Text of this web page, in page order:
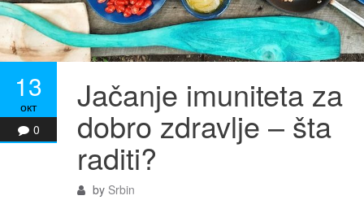
13
окт
0
Jačanje imuniteta za
dobro zdravlje – šta
raditi?
by Srbin